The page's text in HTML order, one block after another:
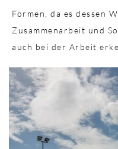
Formen, da es dessen
Zusammenarbeit und
auch bei der Arbeit